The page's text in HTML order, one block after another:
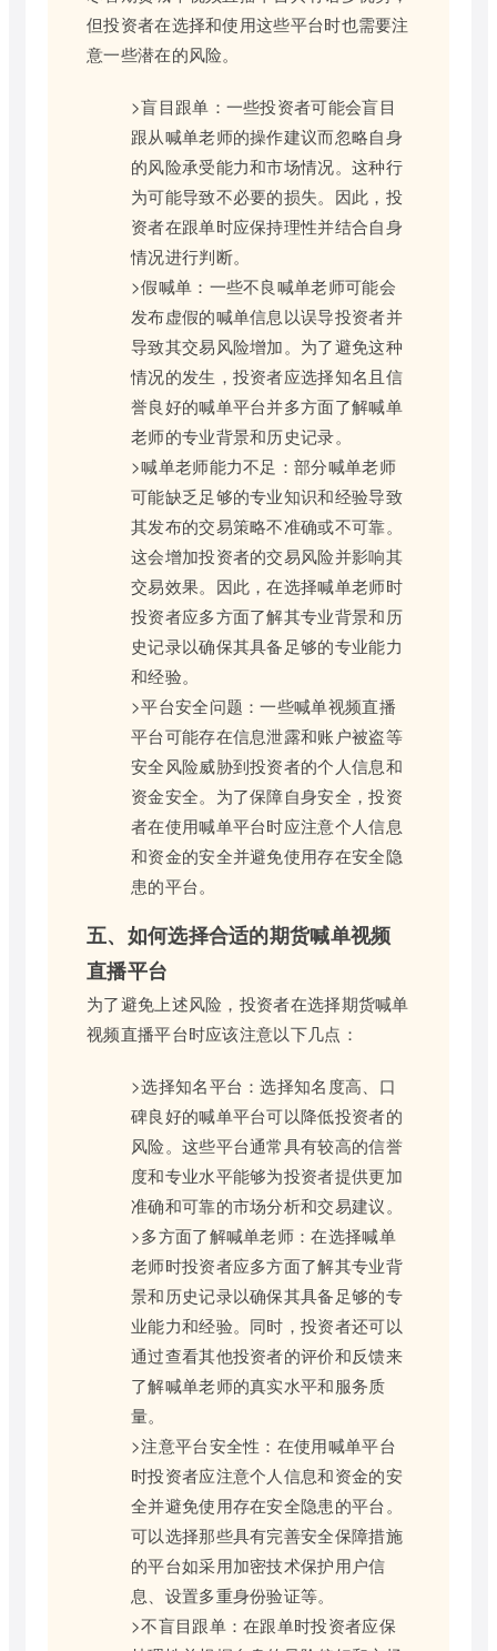
但投资者在选择和使用这些平台时也需要注
意一些潜在的风险。
>盲目跟单：一些投资者可能会盲目
跟从喊单老师的操作建议而忽略自身
的风险承受能力和市场情况。这种行
为可能导致不必要的损失。因此，投
资者在跟单时应保持理性并结合自身
情况进行判断。
>假喊单：一些不良喊单老师可能会
发布虚假的喊单信息以误导投资者并
导致其交易风险增加。为了避免这种
情况的发生，投资者应选择知名且信
誉良好的喊单平台并多方面了解喊单
老师的专业背景和历史记录。
>喊单老师能力不足：部分喊单老师
可能缺乏足够的专业知识和经验导致
其发布的交易策略不准确或不可靠。
这会增加投资者的交易风险并影响其
交易效果。因此，在选择喊单老师时
投资者应多方面了解其专业背景和历
史记录以确保其具备足够的专业能力
和经验。
>平台安全问题：一些喊单视频直播
平台可能存在信息泄露和账户被盗等
安全风险威胁到投资者的个人信息和
资金安全。为了保障自身安全，投资
者在使用喊单平台时应注意个人信息
和资金的安全并避免使用存在安全隐
患的平台。
五、如何选择合适的期货喊单视频
直播平台
为了避免上述风险，投资者在选择期货喊单
视频直播平台时应该注意以下几点：
>选择知名平台：选择知名度高、口
碑良好的喊单平台可以降低投资者的
风险。这些平台通常具有较高的信誉
度和专业水平能够为投资者提供更加
准确和可靠的市场分析和交易建议。
>多方面了解喊单老师：在选择喊单
老师时投资者应多方面了解其专业背
景和历史记录以确保其具备足够的专
业能力和经验。同时，投资者还可以
通过查看其他投资者的评价和反馈来
了解喊单老师的真实水平和服务质
量。
>注意平台安全性：在使用喊单平台
时投资者应注意个人信息和资金的安
全并避免使用存在安全隐患的平台。
可以选择那些具有完善安全保障措施
的平台如采用加密技术保护用户信
息、设置多重身份验证等。
>不盲目跟单：在跟单时投资者应保